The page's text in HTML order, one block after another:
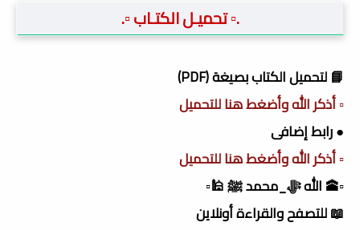
.▫️ تحميـل الكتـاب ▫️.
📘 لتحميل الكتاب بصيغة (PDF)
▫️ أذكر الله وأضغط هنا للتحميل
● رابط إضافى
▫️ أذكر الله وأضغط هنا للتحميل
▫️🕋 الله ﷻ_محمد ﷺ 🕌▫️
📖 للتصفح والقراءة أونلاين